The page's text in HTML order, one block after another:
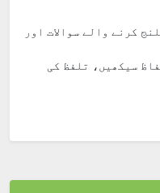
کرنے والے سوالات اور
سیکھیں، تلفظ کی